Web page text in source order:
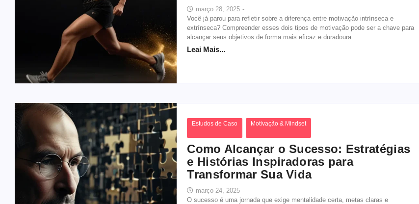
março 28, 2025 -
Você já parou para refletir sobre a diferença entre motivação intrínseca e
extrínseca? Compreender esses dois tipos de motivação pode ser a chave para
alcançar seus objetivos de forma mais eficaz e duradoura.
Leai Mais...
Estudos de Caso Motivação & Mindset
Como Alcançar o Sucesso: Estratégias
e Histórias Inspiradoras para
Transformar Sua Vida
março 24, 2025 -
O sucesso é uma jornada que exige mentalidade certa, metas claras e